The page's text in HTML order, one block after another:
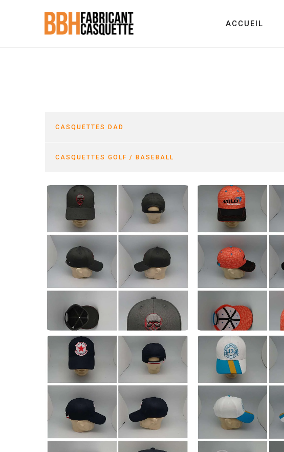
ACCUEIL
CASQUETTES DAD
CASQUETTES GOLF / BASEBALL